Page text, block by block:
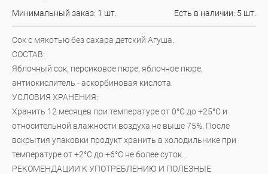
Минимальный заказ: 1 шт.
Есть в наличии: 5 шт.
Сок с мякотью без сахара детский Агуша.
СОСТАВ:
Яблочный сок, персиковое пюре, яблочное пюре,
антиокислитель - аскорбиновая кислота.
УСЛОВИЯ ХРАНЕНИЯ:
Хранить 12 месяцев при температуре от 0°С до +25°С и
относительной влажности воздуха не выше 75%. После
вскрытия упаковки продукт хранить в холодильнике при
температуре от +2°С до +6°С не более суток.
РЕКОМЕНДАЦИИ К УПОТРЕБЛЕНИЮ И ПОЛЕЗНЫЕ